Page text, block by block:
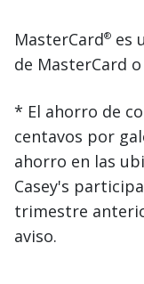
MasterCard® es
de MasterCard
* El ahorro de
centavos por
ahorro en las
Casey's
trimestre
aviso.